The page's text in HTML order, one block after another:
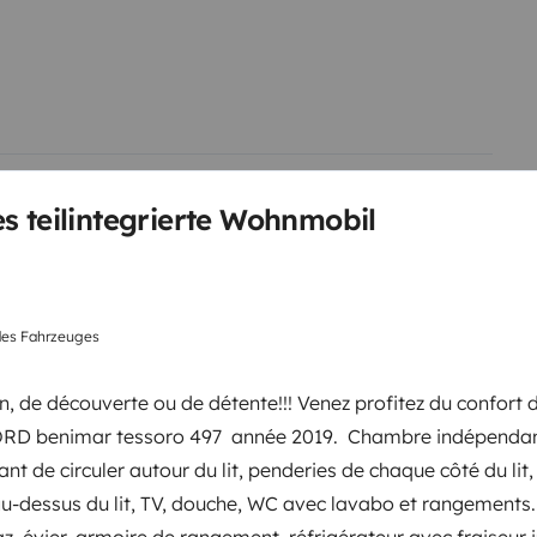
teilintegrierte Wohnmobil
Fahrzeuges
de découverte ou de détente!!! Venez profitez du confort
benimar tessoro 497 année 2019. Chambre
de circuler autour du lit, penderies de chaque côté du
dessus du lit, TV, douche, WC avec lavabo et
WC, AD Blue, vaisselle) Vous
car acsi Prévoir literie et
Servolenkung
Zentralverriegelung